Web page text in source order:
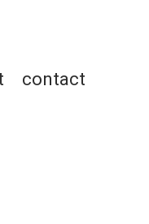
contact